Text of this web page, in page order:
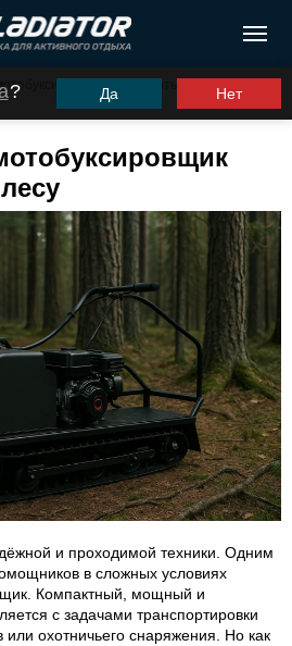
? Да Нет
для работы в лесу
и проходимой техники. Одним
в сложных условиях
Компактный, мощный и
с задачами транспортировки
или охотничьего снаряжения. Но как